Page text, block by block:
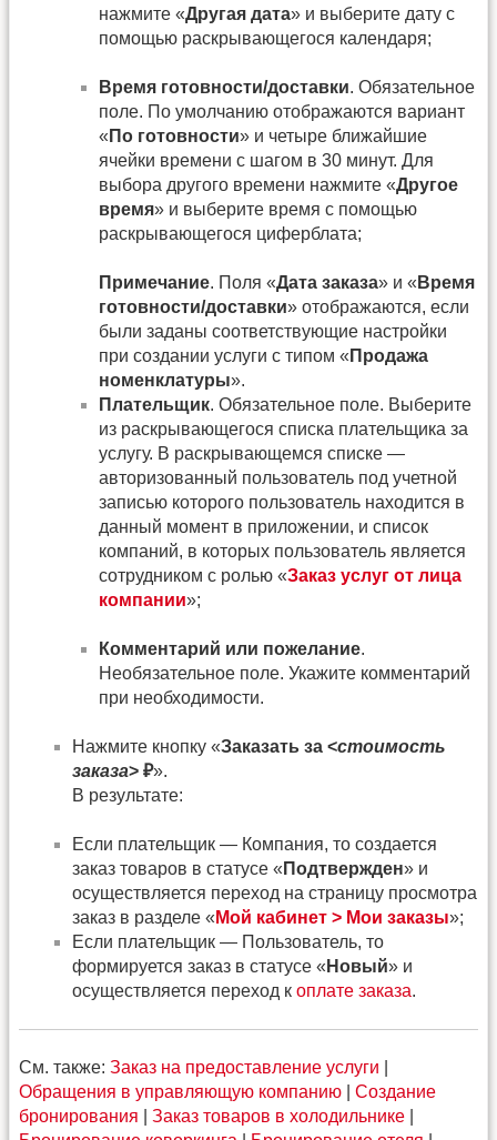
нажмите «Другая дата» и выберите дату с
помощью раскрывающегося календаря;
Время готовности/доставки. Обязательное
поле. По умолчанию отображаются вариант
« По готовности» и четыре ближайшие
ячейки времени с шагом в 30 минут. Для
выбора другого времени нажмите «Другое
время» и выберите время с помощью
раскрывающегося циферблата;
Примечание. Поля «Дата заказа» и « Время
готовности/доставки» отображаются, если
были заданы соответствующие настройки
при создании услуги с типом « Продажа
номенклатуры».
Плательщик. Обязательное поле. Выберите
из раскрывающегося списка плательщика за
услугу. В раскрывающемся списке —
авторизованный пользователь под учетной
записью которого пользователь находится в
данный момент в приложении, и список
компаний, в которых пользователь является
сотрудником с ролью «Заказ услуг от лица
компании»;
Комментарий или пожелание.
Необязательное поле. Укажите комментарий
при необходимости.
Нажмите кнопку «Заказать за <стоимость
заказа> ₽».
В результате:
Если плательщик — Компания, то создается
заказ товаров в статусе « Подтвержден» и
осуществляется переход на страницу просмотра
заказ в разделе « Мой кабинет > Мои заказы»;
Если плательщик — Пользователь, то
формируется заказ в статусе « Новый» и
осуществляется переход к оплате заказа.
См. также: Заказ на предоставление услуги
Обращения в управляющую компанию
Создание
бронирования
Заказ товаров в холодильнике